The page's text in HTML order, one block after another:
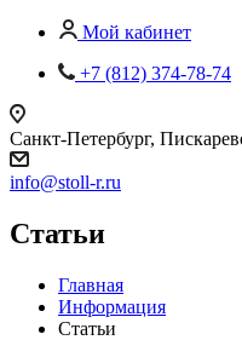
Мой кабинет
+7 (812) 374-78-74
Санкт-Петербург,
info@stoll-r.ru
Статьи
Главная
Информация
Статьи